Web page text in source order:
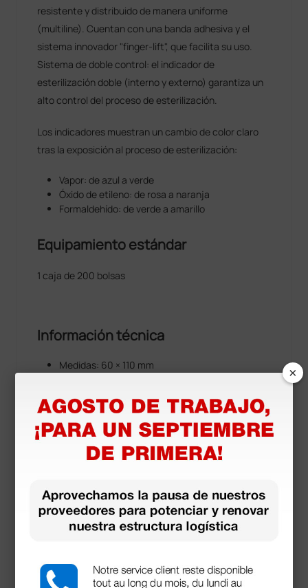
resistente y distribuido de manera uniforme
(multiline). Cuentan con una banda adhesiva y el
sistema innovador "finger-lift", que facilita su uso.
Sistema de doble control: el indicador de
esterilización doble (interno y externo) garantiza un
alto control del proceso de esterilización.
Los indicadores muestran un cambio de color claro
tras la exposición al proceso de esterilización:
Vapor: de azul a verde
Óxido de etileno: de rosa a naranja
Formaldehído: de verde a amarillo
Equipamiento estándar
1 caja de 200 bolsas
Información técnica
Medidas: 60 × 110 mm
descargables
Manual de usuario
×